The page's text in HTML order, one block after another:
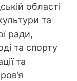
області
та
ради,
та спорту
та